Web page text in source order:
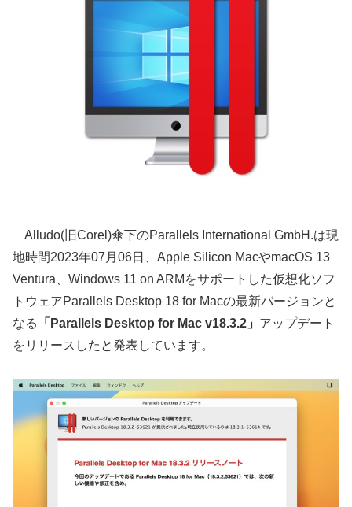
Alludo(旧Corel)傘下のParallels International GmbH.は現
地時間2023年07月06日、Apple Silicon MacやmacOS 13
Ventura、Windows 11 on ARMをサポートした仮想化ソフ
トウェアParallels Desktop 18 for Macの最新バージョンと
なる
「Parallels Desktop for Mac v18.3.2」 アップデート
をリリースしたと発表しています。